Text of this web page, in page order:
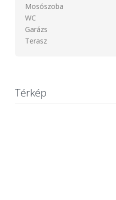
Mosószoba
WC
Garázs
Terasz
Térkép